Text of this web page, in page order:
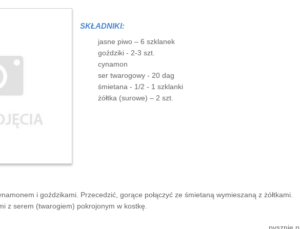
SKŁADNIKI:
jasne piwo – 6 szklanek
goździki - 2-3 szt.
cynamon
ser twarogowy - 20 dag
śmietana - 1/2 - 1 szklanki
żółtka (surowe) – 2 szt.
i goździkami. Przecedzić, gorące połączyć ze śmietaną wymieszaną z żółtkami.
z serem (twarogiem) pokrojonym w kostkę.